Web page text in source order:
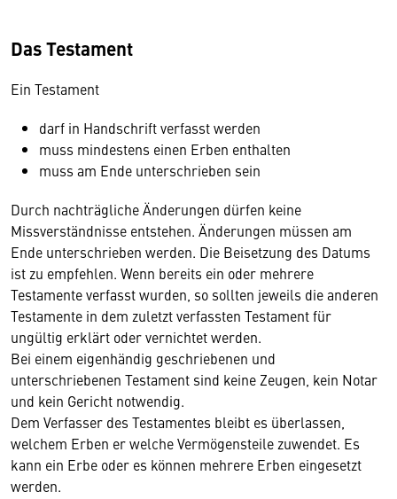
Das Testament
Ein Testament
darf in Handschrift verfasst werden
muss mindestens einen Erben enthalten
muss am Ende unterschrieben sein
Durch nachträgliche Änderungen dürfen keine
Missverständnisse entstehen. Änderungen müssen am
Ende unterschrieben werden. Die Beisetzung des Datums
ist zu empfehlen. Wenn bereits ein oder mehrere
Testamente verfasst wurden, so sollten jeweils die anderen
Testamente in dem zuletzt verfassten Testament für
ungültig erklärt oder vernichtet werden.
Bei einem eigenhändig geschriebenen und
unterschriebenen Testament sind keine Zeugen, kein Notar
und kein Gericht notwendig.
Dem Verfasser des Testamentes bleibt es überlassen,
welchem Erben er welche Vermögensteile zuwendet. Es
kann ein Erbe oder es können mehrere Erben eingesetzt
werden.